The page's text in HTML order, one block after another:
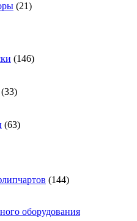
(21)
(146)
(33)
(63)
(144)
оборудования